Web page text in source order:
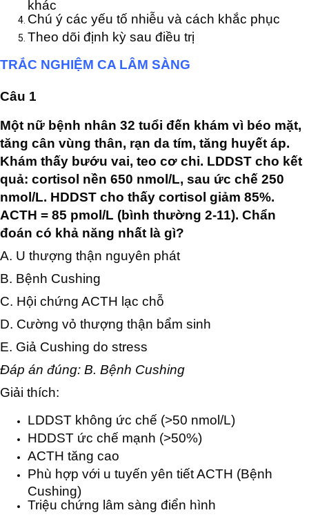
khác
Chú ý các yếu tố nhiễu và cách khắc phục
Theo dõi định kỳ sau điều trị
TRẮC NGHIỆM CA LÂM SÀNG
Câu 1
Một nữ bệnh nhân 32 tuổi đến khám vì béo mặt,
tăng cân vùng thân, rạn da tím, tăng huyết áp.
Khám thấy bướu vai, teo cơ chi. LDDST cho kết
quả: cortisol nền 650 nmol/L, sau ức chế 250
nmol/L. HDDST cho thấy cortisol giảm 85%.
ACTH = 85 pmol/L (bình thường 2-11). Chẩn
đoán có khả năng nhất là gì?
A. U thượng thận nguyên phát
B. Bệnh Cushing
C. Hội chứng ACTH lạc chỗ
D. Cường vỏ thượng thận bẩm sinh
E. Giả Cushing do stress
Đáp án đúng: B. Bệnh Cushing
Giải thích:
LDDST không ức chế (>50 nmol/L)
HDDST ức chế mạnh (>50%)
ACTH tăng cao
Phù hợp với u tuyến yên tiết ACTH (Bệnh
Cushing)
Triệu chứng lâm sàng điển hình